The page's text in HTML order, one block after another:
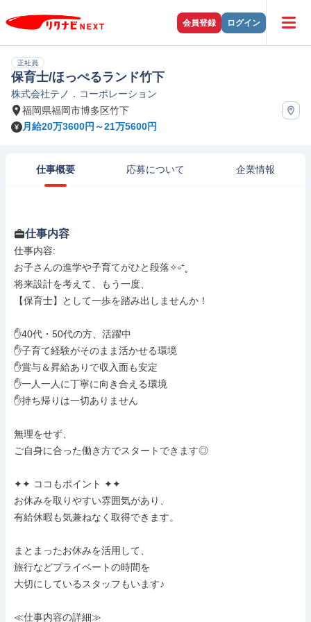
会員登録 ログイン
正社員
保育士/ほっぺるランド竹下
株式会社テノ．コーポレーション
福岡県福岡市博多区竹下
月給20万3600円～21万5600円
仕事概要 応募について 企業情報
仕事内容
仕事内容:
お子さんの進学や子育てがひと段落✧༚⁺˳
将来設計を考えて、もう一度、
【保育士】として一歩を踏み出しませんか！
✋40代・50代の方、活躍中
✋子育て経験がそのまま活かせる環境
✋賞与＆昇給ありで収入面も安定
✋一人一人に丁寧に向き合える環境
✋持ち帰りは一切ありません
無理をせず、
ご自身に合った働き方でスタートできます◎
✦✦ ココもポイント ✦✦
お休みを取りやすい雰囲気があり、
有給休暇も気兼ねなく取得できます。
まとまったお休みを活用して、
旅行などプライベートの時間を
大切にしているスタッフもいます♪
≪仕事内容の詳細≫